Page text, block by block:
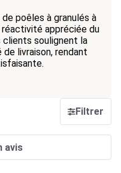
poêles à granulés à
appréciée du
soulignent la
livraison, rendant
Filtrer
avis